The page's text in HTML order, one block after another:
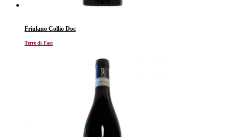
Friulano Collio Doc
Terre di Faet